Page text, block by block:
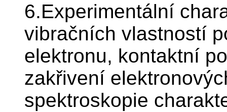
6.Experimentální
vibračních vlastností
elektronu, kontaktní
zakřivení
spektroskopie